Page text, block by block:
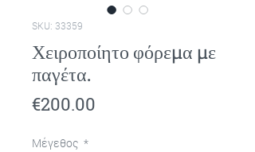
SKU: 33359
Χειροποίητο φόρεμα με
παγέτα.
€200.00
Μέγεθος *